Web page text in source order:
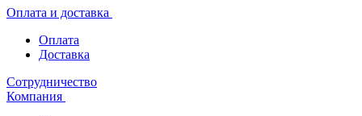
Оплата и доставка
Оплата
Доставка
Сотрудничество
Компания